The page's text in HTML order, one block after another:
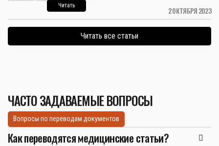
2 ОКТЯБРЯ 2023
Читать
Читать все статьи
ЧАСТО ЗАДАВАЕМЫЕ ВОПРОСЫ
Вопросы по переводам документов
Как переводятся медицинские статьи?